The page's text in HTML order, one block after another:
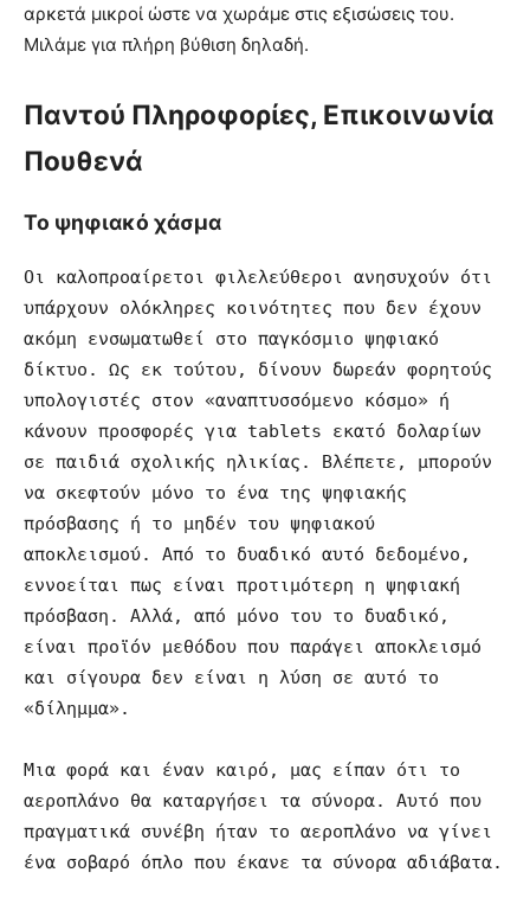
αρκετά μικροί ώστε να χωράμε στις εξισώσεις του.
Μιλάμε για πλήρη βύθιση δηλαδή.
Παντού Πληροφορίες, Επικοινωνία
Πουθενά
Το ψηφιακό χάσμα
Οι καλοπροαίρετοι φιλελεύθεροι ανησυχούν ότι
υπάρχουν ολόκληρες κοινότητες που δεν έχουν
ακόμη ενσωματωθεί στο παγκόσμιο ψηφιακό
δίκτυο. Ως εκ τούτου, δίνουν δωρεάν φορητούς
υπολογιστές στον «αναπτυσσόμενο κόσμο» ή
κάνουν προσφορές για tablets εκατό δολαρίων
σε παιδιά σχολικής ηλικίας. Βλέπετε, μπορούν
να σκεφτούν μόνο το ένα της ψηφιακής
πρόσβασης ή το μηδέν του ψηφιακού
αποκλεισμού. Από το δυαδικό αυτό δεδομένο,
εννοείται πως είναι προτιμότερη η ψηφιακή
πρόσβαση. Αλλά, από μόνο του το δυαδικό,
είναι προϊόν μεθόδου που παράγει αποκλεισμό
και σίγουρα δεν είναι η λύση σε αυτό το
«δίλημμα».
Μια φορά και έναν καιρό, μας είπαν ότι το
αεροπλάνο θα καταργήσει τα σύνορα. Αυτό που
πραγματικά συνέβη ήταν το αεροπλάνο να γίνει
ένα σοβαρό όπλο που έκανε τα σύνορα αδιάβατα.